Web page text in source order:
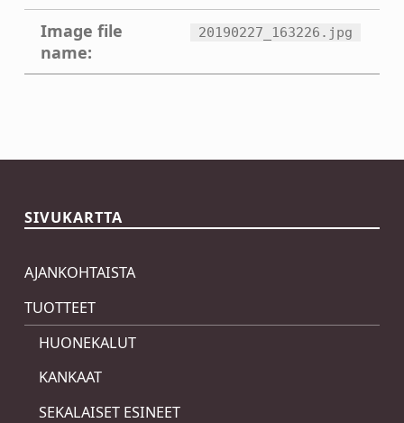
Image file
name:
20190227_163226.jpg
SIVUKARTTA
AJANKOHTAISTA
TUOTTEET
HUONEKALUT
KANKAAT
SEKALAISET ESINEET